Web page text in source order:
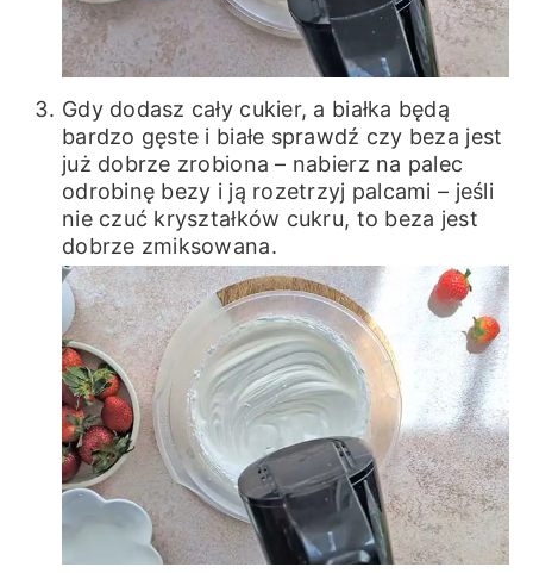
Gdy dodasz cały cukier, a białka będą
bardzo gęste i białe sprawdź czy beza jest
już dobrze zrobiona – nabierz na palec
odrobinę bezy i ją rozetrzyj palcami – jeśli
nie czuć kryształków cukru, to beza jest
dobrze zmiksowana.